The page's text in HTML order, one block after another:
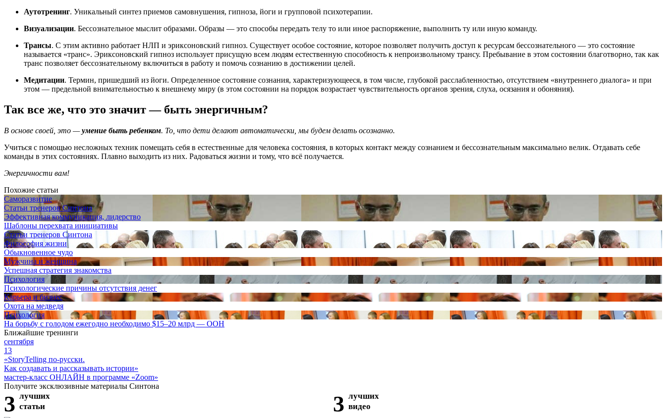
Аутотренинг. Уникальный синтез приемов самовнушения, гипноза, йоги и групповой психотерапии.
Визуализации. Бессознательное мыслит образами. Образы — это способы передать телу то или иное распоряжение, выполнить ту или иную команду.
Трансы. С этим активно работает НЛП и эриксоновский гипноз. Существует особое состояние, которое позволяет получить доступ к ресурсам бессознательного — это состояние
называется «транс». Эриксоновский гипноз использует присущую всем людям естественную способность к непроизвольному трансу. Пребывание в этом состоянии благотворно, так как
транс позволяет бессознательному включиться в работу и помочь сознанию в достижении целей.
Медитации. Термин, пришедший из йоги. Определенное состояние сознания, характеризующееся, в том числе, глубокой расслабленностью, отсутствием «внутреннего диалога» и при
этом — предельной внимательностью к внешнему миру (в этом состоянии на порядок возрастает чувствительность органов зрения, слуха, осязания и обоняния).
Так все же, что это значит — быть энергичным?
В основе своей, это —умение быть ребенком. То, что дети делают автоматически, мы будем делать осознанно.
Учиться с помощью несложных техник помещать себя в естественные для человека состояния, в которых контакт между сознанием и бессознательным максимально велик. Отдавать себе
команды в этих состояниях. Плавно выходить из них. Радоваться жизни и тому, что всё получается.
Энергичности вам!
Похожие статьи
Саморазвитие
Статьи тренеров Синтона
Эффективная коммуникация, лидерство
Шаблоны перехвата инициативы
Статьи тренеров Синтона
Философия жизни
Обыкновенное чудо
Мужчина и женщина
Успешная стратегия знакомства
Психология
Психологические причины отсутствия денег
Карьера и бизнес
Охота на медведя
Психология
На борьбу с голодом ежегодно необходимо $15–20 млрд — ООН
Ближайшие тренинги
сентября
13
«StoryTelling по-русски.
Как создавать и рассказывать истории»
мастер-класс ОНЛАЙН в программе «Zoom»
Получите эксклюзивные материалы Синтона
3 лучших
статьи
3 лучших
видео